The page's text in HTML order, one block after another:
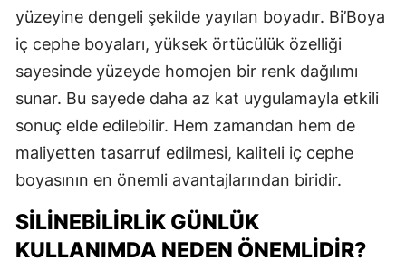
yüzeyine dengeli şekilde yayılan boyadır. Bi’Boya
iç cephe boyaları, yüksek örtücülük özelliği
sayesinde yüzeyde homojen bir renk dağılımı
sunar. Bu sayede daha az kat uygulamayla etkili
sonuç elde edilebilir. Hem zamandan hem de
maliyetten tasarruf edilmesi, kaliteli iç cephe
boyasının en önemli avantajlarından biridir.
SILINEBILIRLIK GÜNLÜK
KULLANIMDA NEDEN ÖNEMLIDIR?